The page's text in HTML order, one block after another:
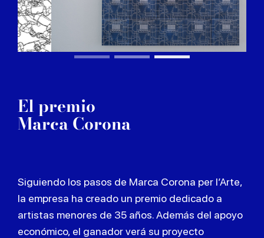
El premio
Marca Corona
Siguiendo los pasos de Marca Corona per l’Arte,
la empresa ha creado un premio dedicado a
artistas menores de 35 años. Además del apoyo
económico, el ganador verá su proyecto